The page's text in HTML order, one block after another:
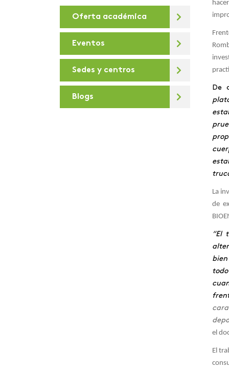
De la U
Debates virtuales
Deportes
Día de la sostenibilidad
Diálogos para la
Oferta académica
Eventos
Sedes y centros
Blogs
De
La
de
“El
el
El